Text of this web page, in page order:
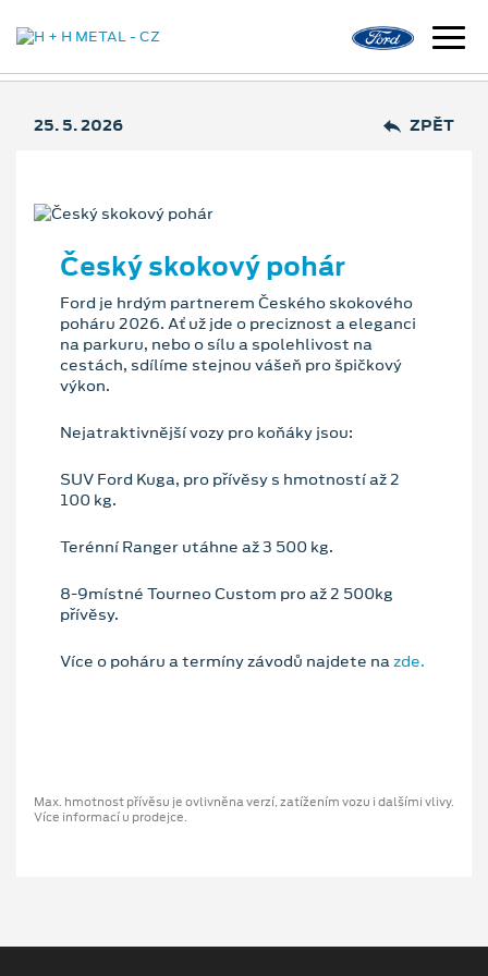
25. 5. 2026 ZPĚT
Český skokový pohár
Ford je hrdým partnerem Českého skokového
poháru 2026. Ať už jde o preciznost a eleganci
na parkuru, nebo o sílu a spolehlivost na
cestách, sdílíme stejnou vášeň pro špičkový
výkon.
Nejatraktivnější vozy pro koňáky jsou:
SUV Ford Kuga, pro přívěsy s hmotností až 2
100 kg.
Terénní Ranger utáhne až 3 500 kg.
8-9místné Tourneo Custom pro až 2 500kg
přívěsy.
Více o poháru a termíny závodů najdete na zde.
Max. hmotnost přívěsu je ovlivněna verzí, zatížením vozu i dalšími vlivy.
Více informací u prodejce.